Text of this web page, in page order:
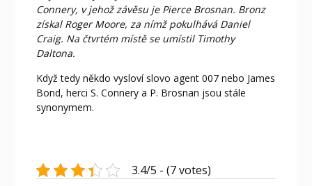
Connery, v jehož závěsu je Pierce Brosnan. Bronz
získal Roger Moore, za nímž pokulhává Daniel
Craig. Na čtvrtém místě se umístil Timothy
Daltona.
Když tedy někdo vysloví slovo agent 007nebo James
Bond, herci S. Connery a P. Brosnan jsou stále
synonymem.
3.4/5 - (7 votes)